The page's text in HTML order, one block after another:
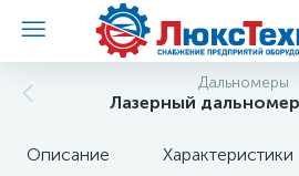
Дальномеры
Лазерный
Описание Характеристики